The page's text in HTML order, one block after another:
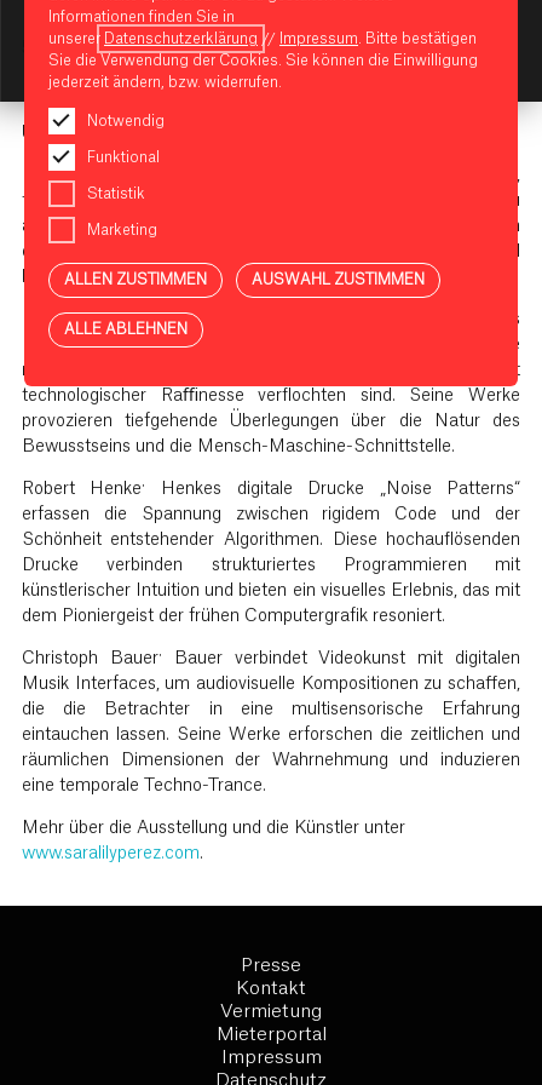
KI-Assistent starten
Informationen finden Sie in
unserer
Datenschutzerklärung // Impressum . Bitte bestätigen
Sie die Verwendung der Cookies. Sie können die Einwilligung
jederzeit ändern, bzw. widerrufen.
Notwendig
Funktional
Statistik
Marketing
ALLEN ZUSTIMMEN AUSWAHL ZUSTIMMEN
ALLE ABLEHNEN
BIKINI BERLIN,Galerie SLPim 1. OG, Budapester Str. 38-
50, 10787 Berlin, S-/U-Bahnhof Zoologischer Garten
Der Eintritt ist frei.
Über die Künstler:
Hans Kotter: Bekannt als Architekt der luminalen Realität,
fragmentieren und konstruieren Kotters Installationen Licht zu
ätherischen Skulpturen. Diese immersiven Werke verwischen
die Grenzen zwischen physischen und virtuellen Räumen und
bieten eine transformative Erfahrung des Leuchtens.
Ralf Baecker: Baeckers kinetische Skulpturen fungieren als
Nervensysteme der Ausstellung und verkörpern die
mechanische Komplexität organischer Formen, die mit
technologischer Raﬃnesse verﬂochten sind. Seine Werke
provozieren tiefgehende Überlegungen über die Natur des
Bewusstseins und die Mensch-Maschine-Schnittstelle.
Robert Henke: Henkes digitale Drucke „Noise Patterns“
erfassen die Spannung zwischen rigidem Code und der
Schönheit entstehender Algorithmen. Diese hochauﬂösenden
Drucke verbinden strukturiertes Programmieren mit
künstlerischer Intuition und bieten ein visuelles Erlebnis, das mit
dem Pioniergeist der frühen Computergraﬁk resoniert.
Christoph Bauer: Bauer verbindet Videokunst mit digitalen
Musik Interfaces, um audiovisuelle Kompositionen zu schaﬀen,
die die Betrachter in eine multisensorische Erfahrung
eintauchen lassen. Seine Werke erforschen die zeitlichen und
räumlichen Dimensionen der Wahrnehmung und induzieren
eine temporale Techno-Trance.
Mehr über die Ausstellung und die Künstler unter
www.saralilyperez.com.
Presse
Kontakt
Vermietung
Mieterportal
Impressum
Datenschutz